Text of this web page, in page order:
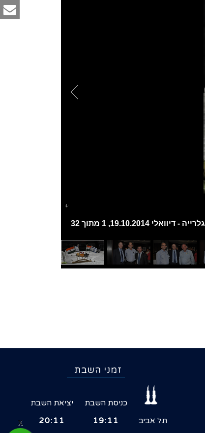
גלרייה - דיוואלי 19.10.2014, 1 מתוך 32
זמני השבת
כניסת השבת
יציאת השבת
תל אביב
19:11
20:11
X